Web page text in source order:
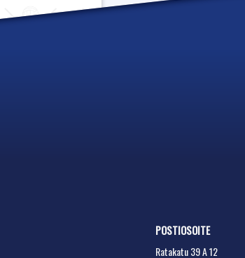
POSTIOSOITE
Ratakatu 39 A 12